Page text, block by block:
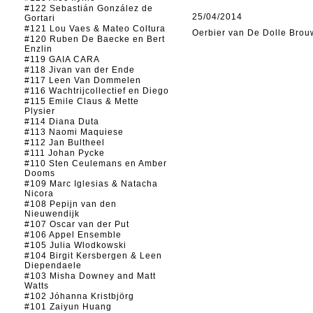
#122 Sebastián González de
Gortari
#121 Lou Vaes & Mateo Coltura
#120 Ruben De Baecke en Bert
Enzlin
#119 GAIA CARA
#118 Jivan van der Ende
#117 Leen Van Dommelen
#116 Wachtrijcollectief en Diego
#115 Emile Claus & Mette
Plysier
#114 Diana Duta
#113 Naomi Maquiese
#112 Jan Bultheel
#111 Johan Pycke
#110 Sten Ceulemans en Amber
Dooms
#109 Marc Iglesias & Natacha
Nicora
#108 Pepijn van den
Nieuwendijk
#107 Oscar van der Put
#106 Appel Ensemble
#105 Julia Wlodkowski
#104 Birgit Kersbergen & Leen
Diependaele
#103 Misha Downey and Matt
Watts
#102 Jóhanna Kristbjörg
#101 Zaiyun Huang
25/04/2014
Oerbier van De Dolle